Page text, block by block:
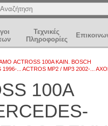
Τεχνικές
Πληροφορίες
ACTROSS 100A ΚΑΙΝ. BOSCH
... ACTROS MP2 / MP3 2002-...
100A